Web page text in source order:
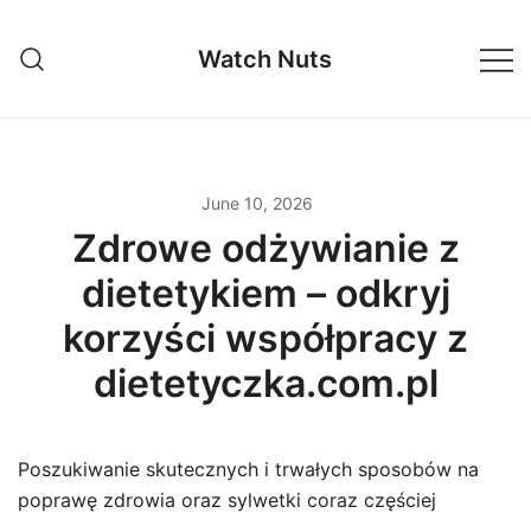
content
Watch Nuts
June 10, 2026
Zdrowe odżywianie z
dietetykiem – odkryj
korzyści współpracy z
dietetyczka.com.pl
Poszukiwanie skutecznych i trwałych sposobów na
poprawę zdrowia oraz sylwetki coraz częściej